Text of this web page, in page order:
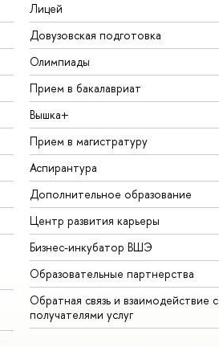
Лицей
Довузовская подготовка
Олимпиады
Прием в бакалавриат
Вышка+
Прием в магистратуру
Аспирантура
Дополнительное образование
Центр развития карьеры
Бизнес-инкубатор ВШЭ
Образовательные партнерства
Обратная связь и взаимодействие с
получателями услуг